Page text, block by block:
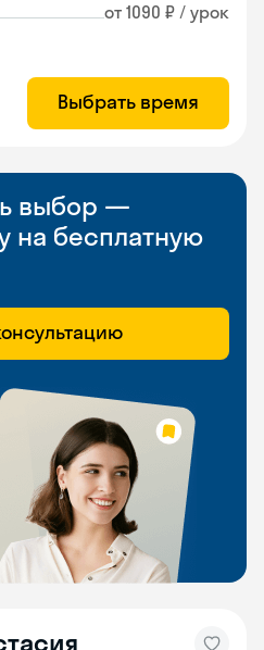
от 1090 ₽ / урок
Выбрать время
выбор —
на бесплатную